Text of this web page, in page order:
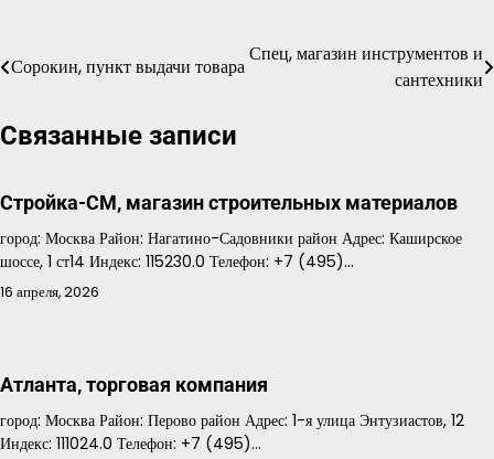
Навигация
записям
Сорокин, пункт выдачи товара
Спец, магазин инструментов и
сантехники
Связанные записи
Стройка-СМ, магазин строительных материалов
город: Москва Район: Нагатино-Садовники район Адрес: Каширское
шоссе, 1 ст14 Индекс: 115230.0 Телефон: +7 (495)…
16 апреля, 2026
Атланта, торговая компания
город: Москва Район: Перово район Адрес: 1-я улица Энтузиастов, 12
Индекс: 111024.0 Телефон: +7 (495)…